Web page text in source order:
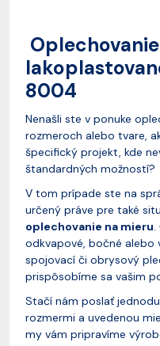
8004
Nenašli ste v ponuke
rozmeroch alebo tvare,
špecifický projekt, kde
štandardných možností?
V tom prípade ste na
určený práve pre také
oplechovanie na mieru.
odkvapové, bočné alebo
spojovací či obrysový
prispôsobíme sa vašim
Stačí nám poslať
rozmermi a uvedenou
my vám pripravíme